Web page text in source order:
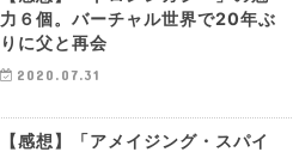
力６個。バーチャル世界で20年ぶ
りに父と再会
2020.07.31
【感想】「アメイジング・スパイ